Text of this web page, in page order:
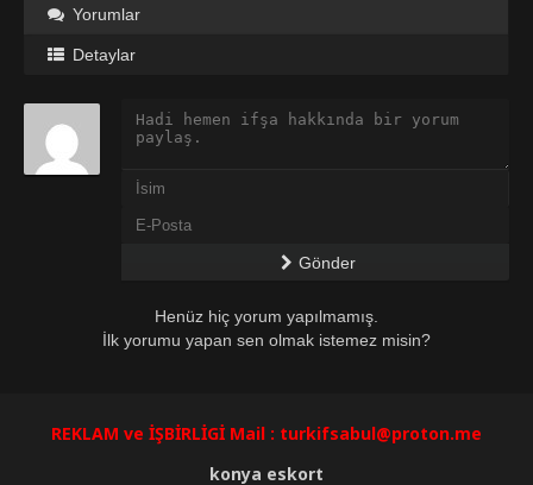
Yorumlar
Detaylar
Gönder
Henüz hiç yorum yapılmamış.
İlk yorumu yapan sen olmak istemez misin?
REKLAM ve İŞBİRLİGİ Mail : turkifsabul@proton.me
konya eskort